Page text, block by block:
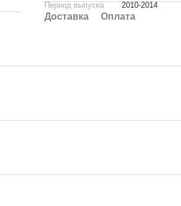
Период выпуска
2010-2014
Доставка Оплата